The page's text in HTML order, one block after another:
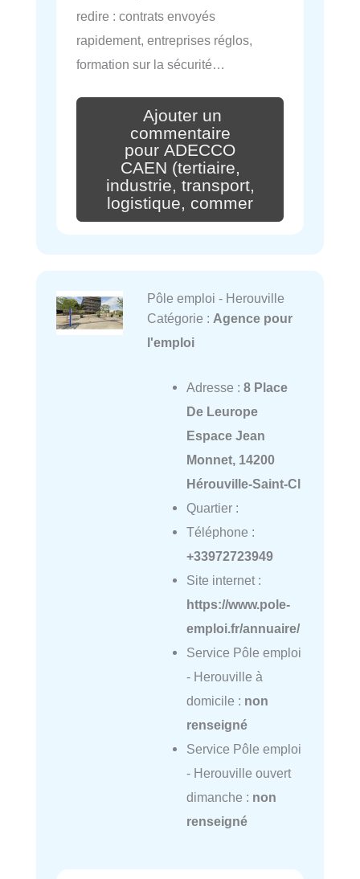
redire : contrats envoyés
rapidement, entreprises réglos,
formation sur la sécurité…
Ajouter un
commentaire
pour ADECCO
CAEN (tertiaire,
industrie, transport,
logistique, commer
Pôle emploi - Herouville
Catégorie : Agence pour
l'emploi
Adresse : 8 Place
De Leurope
Espace Jean
Monnet, 14200
Hérouville-Saint-Cl
Quartier :
Téléphone :
+33972723949
Site internet :
https://www.pole-
emploi.fr/annuaire/
Service Pôle emploi
- Herouville à
domicile : non
renseigné
Service Pôle emploi
- Herouville ouvert
dimanche : non
renseigné